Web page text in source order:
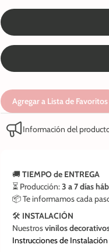
Agregar a Lista de Favoritos
Información del
🚚 TIEMPO de ENTREGA
⏳ Producción:3 a 7 días
📦 Te informamos cada
🛠️ INSTALACIÓN
Nuestrosvinilos
Instrucciones de Instalación